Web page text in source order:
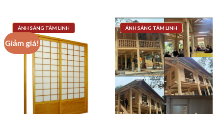
Giảm giá!
ÁNH SÁNG TÂM LINH ÁNH SÁNG TÂM LINH